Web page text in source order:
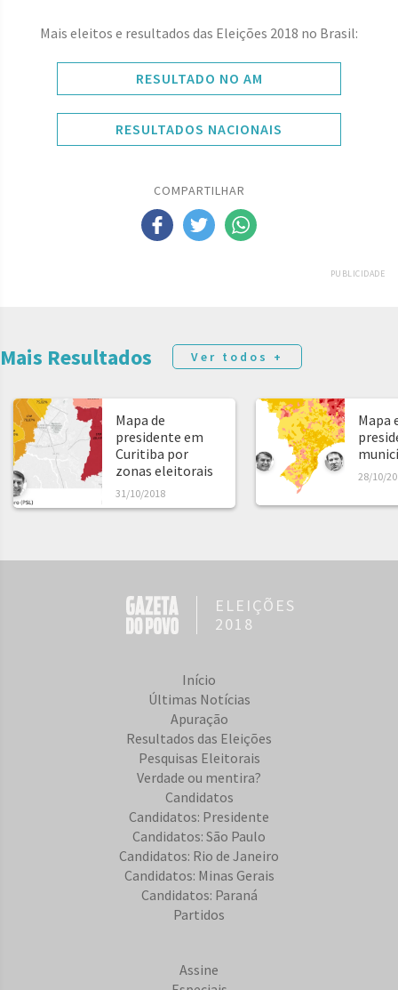
Mais eleitos e resultados das Eleições 2018 no Brasil:
RESULTADO NO AM
RESULTADOS NACIONAIS
COMPARTILHAR
PUBLICIDADE
Mais Resultados Ver todos +
Mapa de
presidente em
Curitiba por
zonas eleitorais
31/10/2018
Mapa
28/10/
ELEIÇÕES
2018
Início
Últimas Notícias
Apuração
Resultados das Eleições
Pesquisas Eleitorais
Verdade ou mentira?
Candidatos
Candidatos: Presidente
Candidatos: São Paulo
Candidatos: Rio de Janeiro
Candidatos: Minas Gerais
Candidatos: Paraná
Partidos
Assine